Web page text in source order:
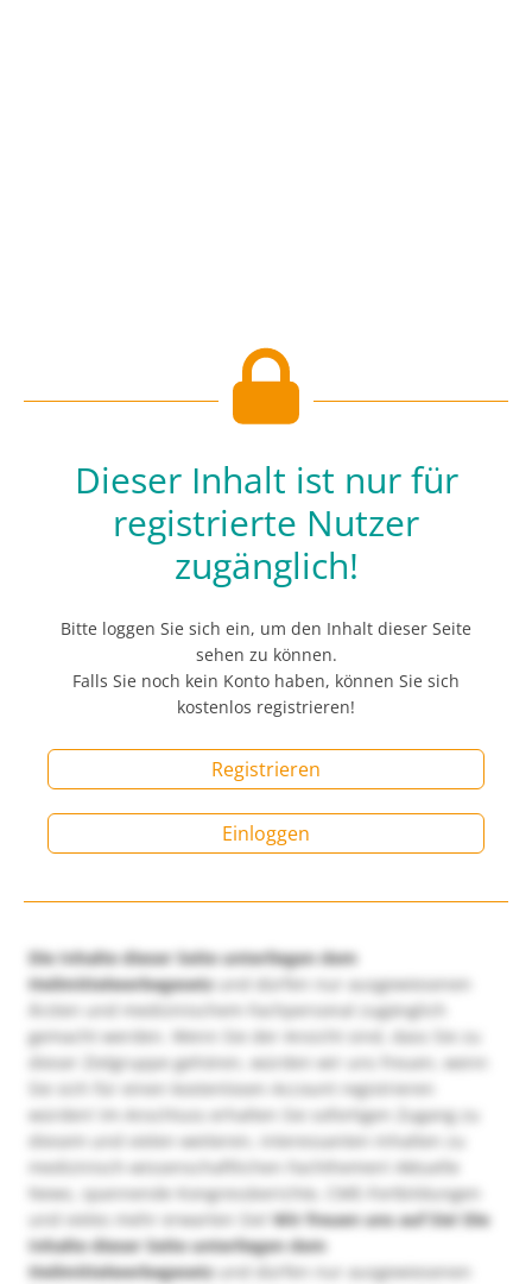
Dieser Inhalt ist nur für
registrierte Nutzer
zugänglich!
Bitte loggen Sie sich ein, um den Inhalt dieser Seite
sehen zu können.
Falls Sie noch kein Konto haben, können Sie sich
kostenlos registrieren!
Registrieren
Einloggen
Die Inhalte dieser Seite unterliegen dem
Heilmittelwerbegesetzund dürfen nur ausgewiesenen
Ärzten und medizinischem Fachpersonal zugänglich
gemacht werden. Wenn Sie der Ansicht sind, dass Sie zu
dieser Zielgruppe gehören, würden wir uns freuen, wenn
Sie sich für einen kostenlosen Account registrieren
würden! Im Anschluss erhalten Sie sofortigen Zugang zu
diesem und vielen weiteren, interessanten Inhalten zu
medizinisch-wissenschaftlichen Fachthemen! Aktuelle
News, spannende Kongressberichte, CME-Fortbildungen
und vieles mehr erwarten Sie!Wir freuen uns auf Sie! Die
Inhalte dieser Seite unterliegen dem
Heilmittelwerbegesetzund dürfen nur ausgewiesenen